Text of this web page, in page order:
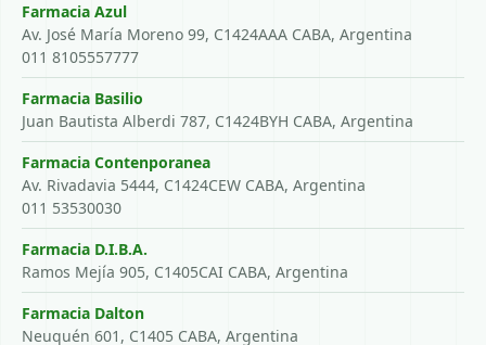
Farmacia Azul
Av. José María Moreno 99, C1424AAA CABA, Argentina
011 8105557777
Farmacia Basilio
Juan Bautista Alberdi 787, C1424BYH CABA, Argentina
Farmacia Contenporanea
Av. Rivadavia 5444, C1424CEW CABA, Argentina
011 53530030
Farmacia D.I.B.A.
Ramos Mejía 905, C1405CAI CABA, Argentina
Farmacia Dalton
Neuquén 601, C1405 CABA, Argentina